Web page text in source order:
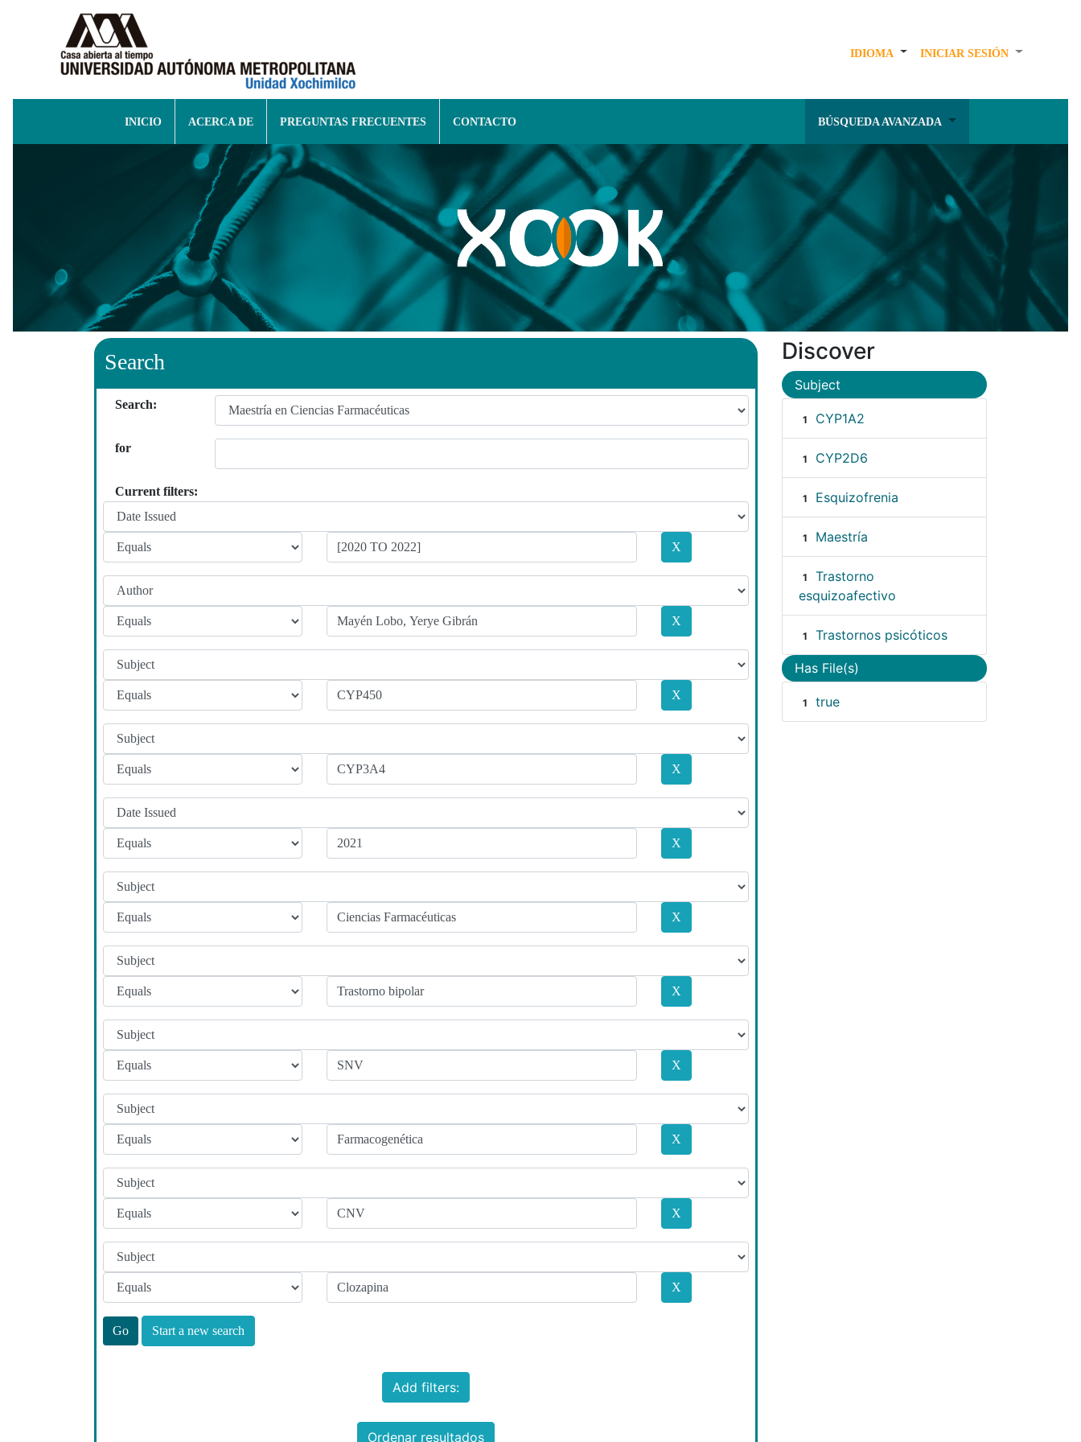
IDIOMA INICIAR SESIÓN
INICIO ACERCA DE PREGUNTAS FRECUENTES CONTACTO BÚSQUEDA AVANZADA
Search
Search:
for
Current filters:
Start a new search
Add filters:
Ordenar resultados
Discover
Subject
1 CYP1A2
1 CYP2D6
1 Esquizofrenia
1 Maestría
1
Trastorno
esquizoafectivo
1 Trastornos psicóticos
Has File(s)
1 true